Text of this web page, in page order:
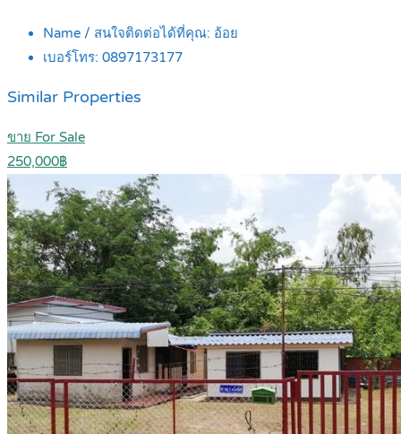
Name / สนใจติดต่อได้ที่คุณ: อ้อย
เบอร์โทร: 0897173177
Similar Properties
ขาย For Sale
250,000฿